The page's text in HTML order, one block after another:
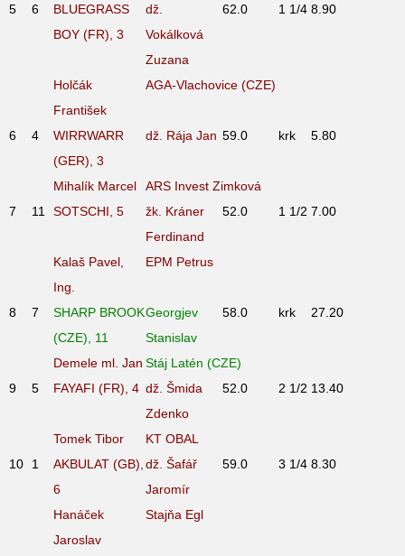
5
6
BLUEGRASS
BOY (FR), 3
dž.
Vokálková
Zuzana
62.0 1 1/4 8.90
Holčák
František
AGA-Vlachovice (CZE)
6 4
WIRRWARR
(GER), 3
dž. Rája Jan 59.0 krk 5.80
Mihalík Marcel
ARS Invest Zimková
7
11 SOTSCHI, 5
žk. Kráner
Ferdinand
52.0 1 1/2 7.00
Kalaš Pavel,
Ing.
EPM Petrus
8 7
SHARP BROOK
(CZE), 11
Georgjev
Stanislav
58.0 krk 27.20
Demele ml. Jan Stáj Latén (CZE)
9
5 FAYAFI (FR), 4 dž. Šmida
Zdenko
52.0 2 1/2 13.40
Tomek Tibor
KT OBAL
10
1
AKBULAT (GB),
6
dž. Šafář
Jaromír
59.0 3 1/4 8.30
Hanáček
Jaroslav
Stajňa Egl